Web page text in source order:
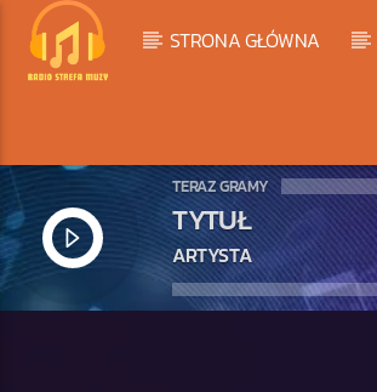
STRONA GŁÓWNA
TERAZ GRAMY
TYTUŁ
ARTYSTA